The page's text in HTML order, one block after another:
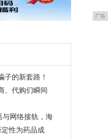
广告
子的新套路！
、代购们瞬间
与网络接轨，海
性为药品成